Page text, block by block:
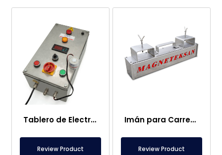
Tablero de Electroimanes
Review Product
Imán para Carretilla Elevadora – Completamente Inoxidable – 10 cm Distancia Efectiva – Fácil Liberación con Asa
Review Product